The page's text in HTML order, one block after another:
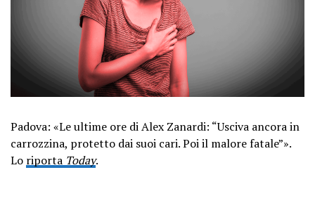
Padova: «Le ultime ore di Alex Zanardi: “Usciva ancora in
carrozzina, protetto dai suoi cari. Poi il malore fatale”».
Lo riporta Today.